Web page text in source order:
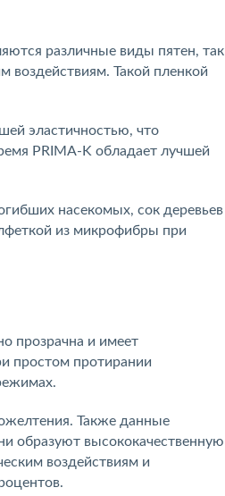
различные виды пятен, так
Такой пленкой
эластичностью, что
PRIMA-K обладает лучшей
насекомых, сок деревьев
из микрофибры при
прозрачна и имеет
простом протирании
Также данные
образуют высококачественную
воздействиям и